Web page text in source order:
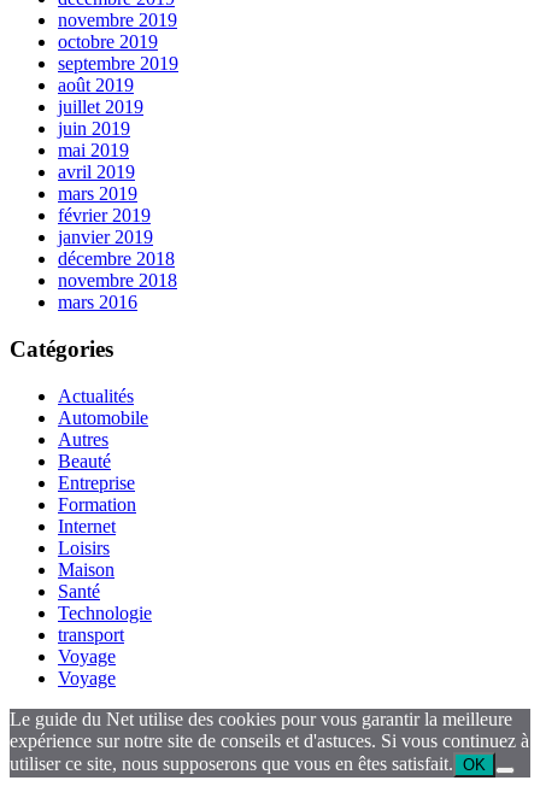
novembre 2019
octobre 2019
septembre 2019
août 2019
juillet 2019
juin 2019
mai 2019
avril 2019
mars 2019
février 2019
janvier 2019
décembre 2018
novembre 2018
mars 2016
Catégories
Actualités
Automobile
Autres
Beauté
Entreprise
Formation
Internet
Loisirs
Maison
Santé
Technologie
transport
Voyage
Voyage
Le guide du Net utilise des cookies pour vous garantir la meilleure
expérience sur notre site de conseils et d'astuces. Si vous continuez à
utiliser ce site, nous supposerons que vous en êtes satisfait. OK